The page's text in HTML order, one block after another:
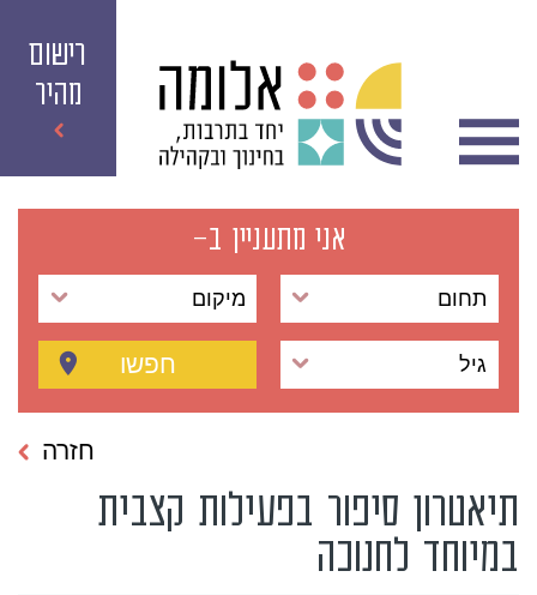
רישום
מהיר
אני מתעניין ב-
תחום מיקום
גיל חפשו
תיאטרון סיפור בפעילות קצבית
במיוחד לחנוכה
חזרה